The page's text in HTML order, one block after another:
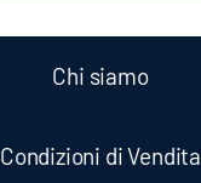
Chi siamo
Condizioni di Vendita